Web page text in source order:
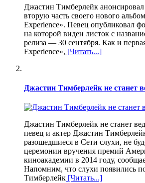
Джастин Тимберлейк анонсировал
вторую часть своего нового
Experience». Певец опубликовал
на которой виден листок с
релиза — 30 сентября. Как и
Experience», [Читать...]
Джастин Тимберлейк не станет
Джастин Тимберлейк не станет
певец и актер Джастин
разошедшиеся в Сети слухи, не
церемонии вручения премий
киноакадемии в 2014 году,
Напомним, что слухи появились
Тимберлейк [Читать...]